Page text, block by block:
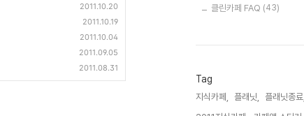
2011.10.20
2011.10.19
2011.10.04
2011.09.05
2011.08.31
클린카페 FAQ (43)
Tag
지식카페, 플래닛, 플래닛종료,